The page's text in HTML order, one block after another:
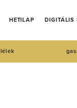
HETILAP DIGITÁLIS
lélek